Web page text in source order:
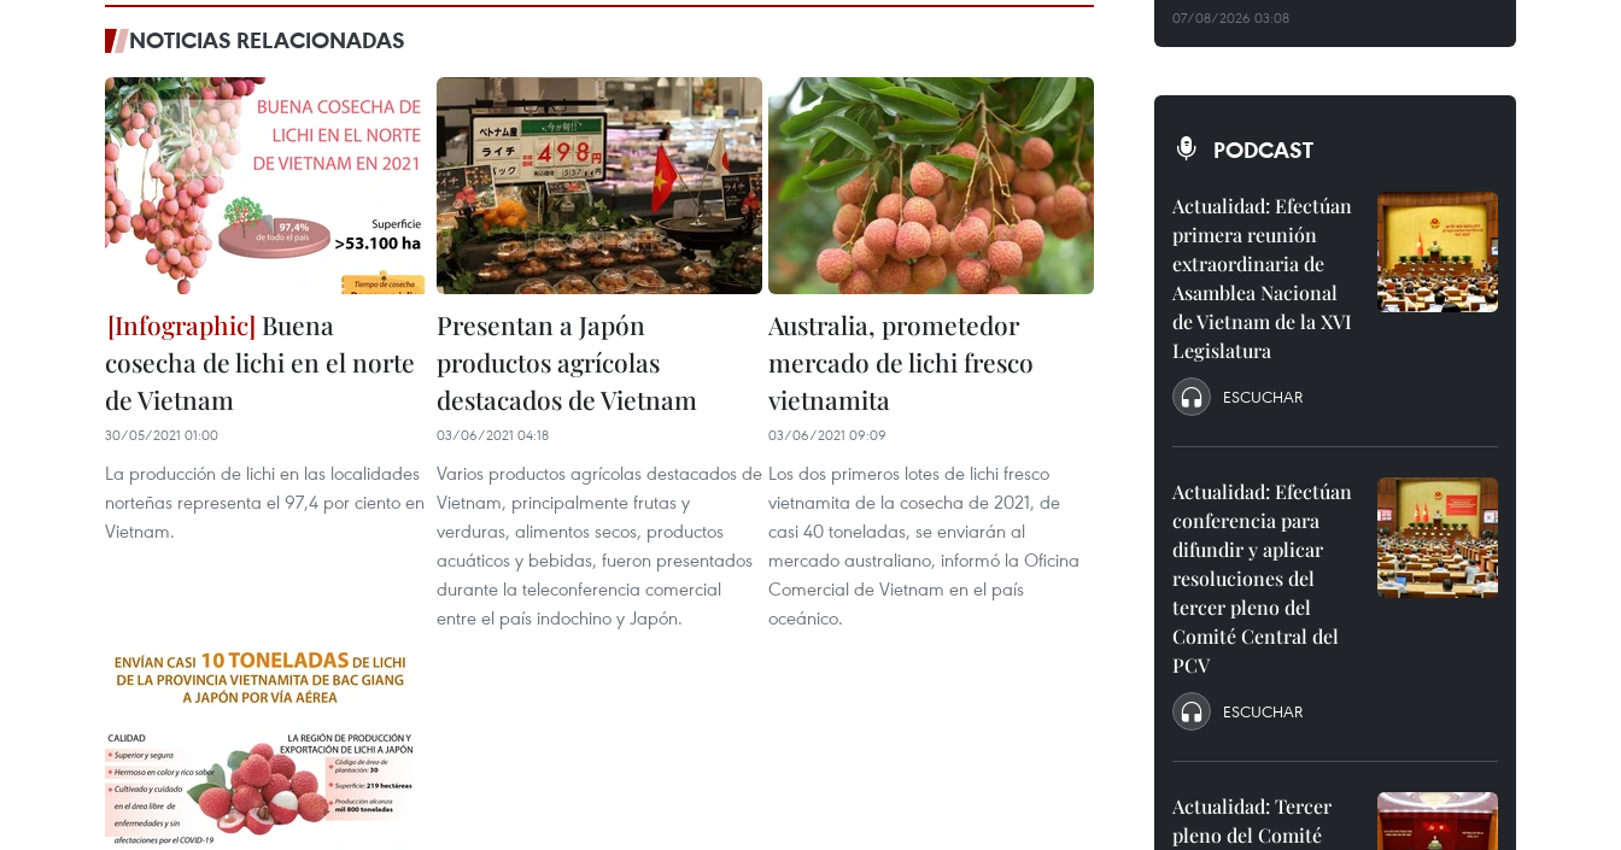
NOTICIAS RELACIONADAS
Buena
cosecha de lichi en el norte
de Vietnam
30/05/2021 01:00
La producción de lichi en las localidades
norteñas representa el 97,4 por ciento en
Vietnam.
Presentan a Japón
productos agrícolas
destacados de Vietnam
03/06/2021 04:18
Varios productos agrícolas destacados de
Vietnam, principalmente frutas y
verduras, alimentos secos, productos
acuáticos y bebidas, fueron presentados
durante la teleconferencia comercial
entre el país indochino y Japón.
Australia, prometedor
mercado de lichi fresco
vietnamita
03/06/2021 09:09
Los dos primeros lotes de lichi fresco
vietnamita de la cosecha de 2021, de
casi 40 toneladas, se enviarán al
mercado australiano, informó la Oficina
Comercial de Vietnam en el país
oceánico.
07/08/2026 03:08
PODCAST
Actualidad: Efectúan
primera reunión
extraordinaria de
Asamblea Nacional
de Vietnam de la XVI
Legislatura
ESCUCHAR
Actualidad: Efectúan
conferencia para
difundir y aplicar
resoluciones del
tercer pleno del
Comité Central del
PCV
ESCUCHAR
Actualidad: Tercer
pleno del Comité